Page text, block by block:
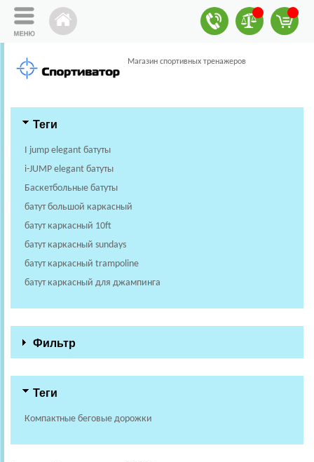
Магазин спортивных тренажеров
Теги
I jump elegant батуты
i-JUMP elegant батуты
Баскетбольные батуты
батут большой каркасный
батут каркасный 10ft
батут каркасный sundays
батут каркасный trampoline
батут каркасный для джампинга
Фильтр
Теги
Компактные беговые дорожки